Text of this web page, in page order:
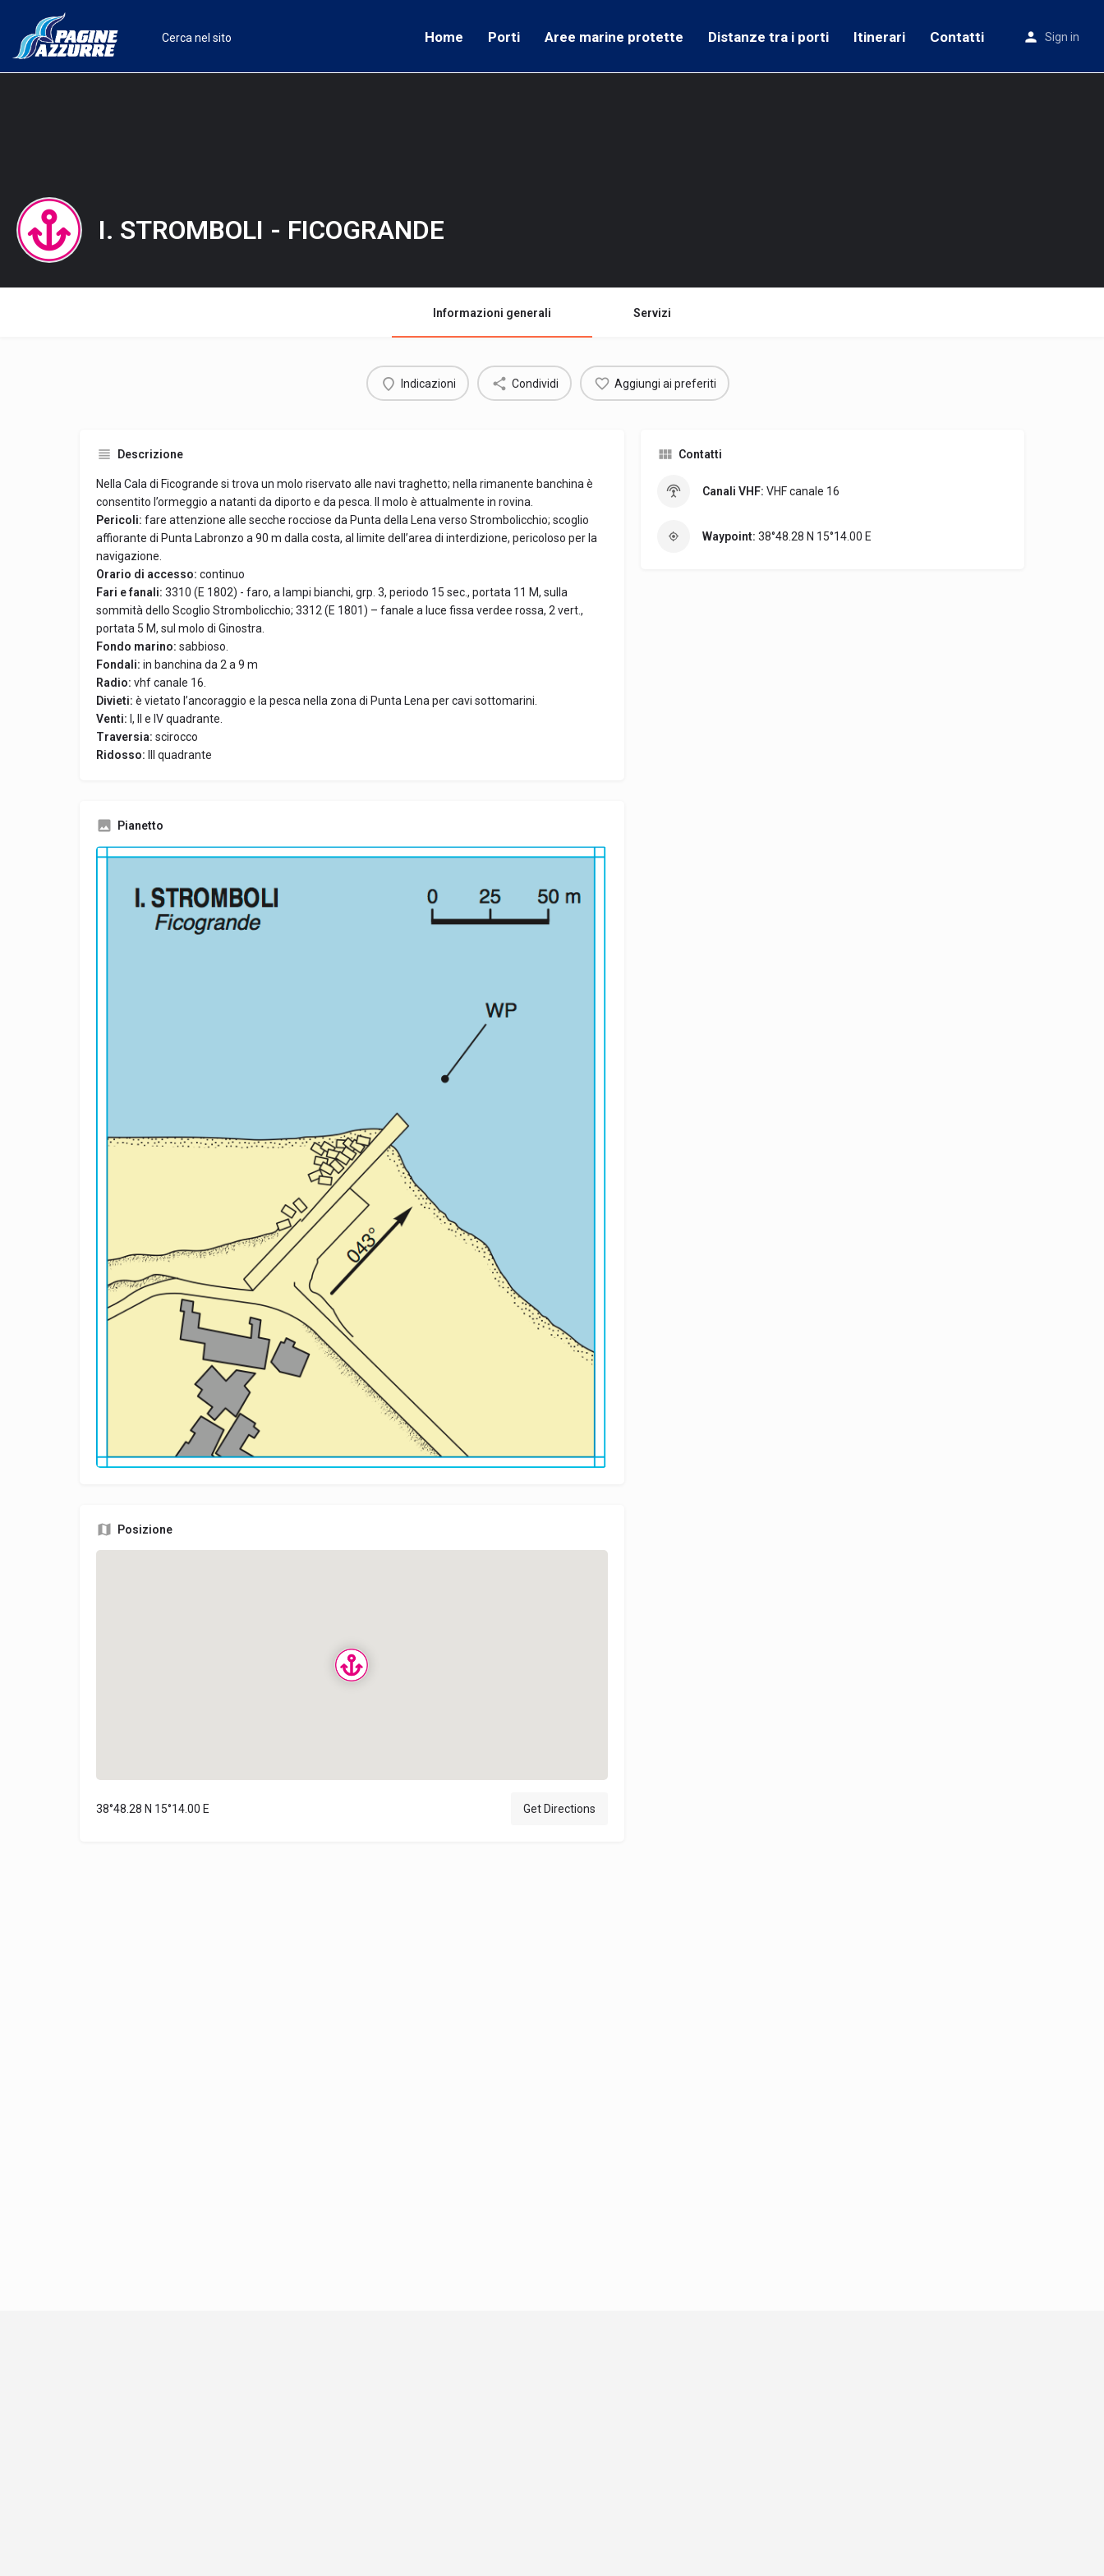
Home Porti Aree marine protette Distanze tra i porti Itinerari Contatti Sign in
I. STROMBOLI - FICOGRANDE
Informazioni generali Servizi
Indicazioni Condividi Aggiungi ai preferiti
Descrizione
Nella Cala di Ficogrande si trova un molo riservato alle navi traghetto; nella rimanente banchina è
consentito l’ormeggio a natanti da diporto e da pesca. Il molo è attualmente in rovina.
Pericoli: fare attenzione alle secche rocciose da Punta della Lena verso Strombolicchio; scoglio
affiorante di Punta Labronzo a 90 m dalla costa, al limite dell’area di interdizione, pericoloso per la
navigazione.
Orario di accesso: continuo
Fari e fanali: 3310 (E 1802) - faro, a lampi bianchi, grp. 3, periodo 15 sec., portata 11 M, sulla
sommità dello Scoglio Strombolicchio; 3312 (E 1801) – fanale a luce fissa verdee rossa, 2 vert.,
portata 5 M, sul molo di Ginostra.
Fondo marino: sabbioso.
Fondali: in banchina da 2 a 9 m
Radio: vhf canale 16.
Divieti: è vietato l’ancoraggio e la pesca nella zona di Punta Lena per cavi sottomarini.
Venti: I, II e IV quadrante.
Traversia: scirocco
Ridosso:
III quadrante
Pianetto
Posizione
38°48.28 N 15°14.00 E Get Directions
Contatti
Canali VHF: VHF canale 16
Waypoint: 38°48.28 N 15°14.00 E